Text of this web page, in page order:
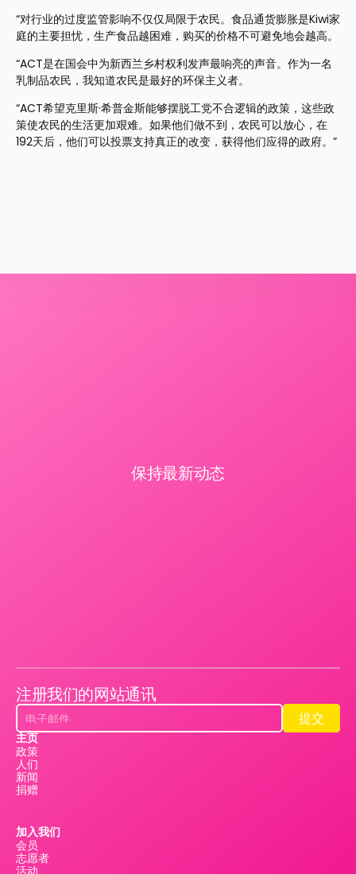
“对行业的过度监管影响不仅仅局限于农民。食品通货膨胀是Kiwi家
庭的主要担忧，生产食品越困难，购买的价格不可避免地会越高。
“ACT是在国会中为新西兰乡村权利发声最响亮的声音。作为一名
乳制品农民，我知道农民是最好的环保主义者。
“ACT希望克里斯·希普金斯能够摆脱工党不合逻辑的政策，这些政
策使农民的生活更加艰难。如果他们做不到，农民可以放心，在
192天后，他们可以投票支持真正的改变，获得他们应得的政府。”
保持最新动态
注册我们的网站通讯
提交
提交
主页
政策
人们
新闻
捐赠
加入我们
会员
志愿者
活动